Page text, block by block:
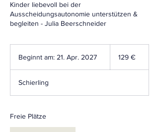
Kinder liebevoll bei der
Ausscheidungsautonomie unterstützen &
begleiten - Julia Beerschneider
Beginnt am: 21. Apr. 2027
n
129 €
Schierling
Freie Plätze